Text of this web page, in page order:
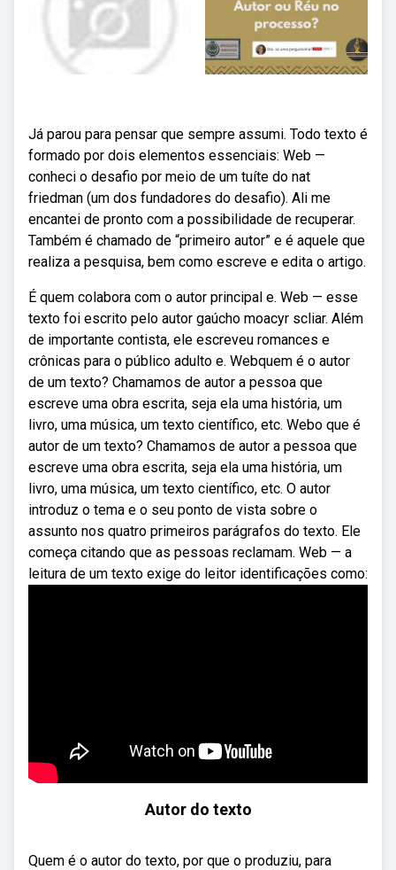
Já parou para pensar que sempre assumi. Todo texto é
formado por dois elementos essenciais: Web —
conheci o desafio por meio de um tuíte do nat
friedman (um dos fundadores do desafio). Ali me
encantei de pronto com a possibilidade de recuperar.
Também é chamado de “primeiro autor” e é aquele que
realiza a pesquisa, bem como escreve e edita o artigo.
É quem colabora com o autor principal e. Web — esse
texto foi escrito pelo autor gaúcho moacyr scliar. Além
de importante contista, ele escreveu romances e
crônicas para o público adulto e. Webquem é o autor
de um texto? Chamamos de autor a pessoa que
escreve uma obra escrita, seja ela uma história, um
livro, uma música, um texto científico, etc. Webo que é
autor de um texto? Chamamos de autor a pessoa que
escreve uma obra escrita, seja ela uma história, um
livro, uma música, um texto científico, etc. O autor
introduz o tema e o seu ponto de vista sobre o
assunto nos quatro primeiros parágrafos do texto. Ele
começa citando que as pessoas reclamam. Web — a
leitura de um texto exige do leitor identificações como:
Autor do texto
Quem é o autor do texto, por que o produziu, para